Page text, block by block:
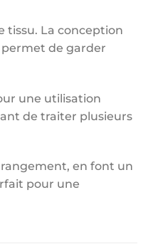
tissu. La conception
de garder
une utilisation
de traiter plusieurs
en font un
pour une